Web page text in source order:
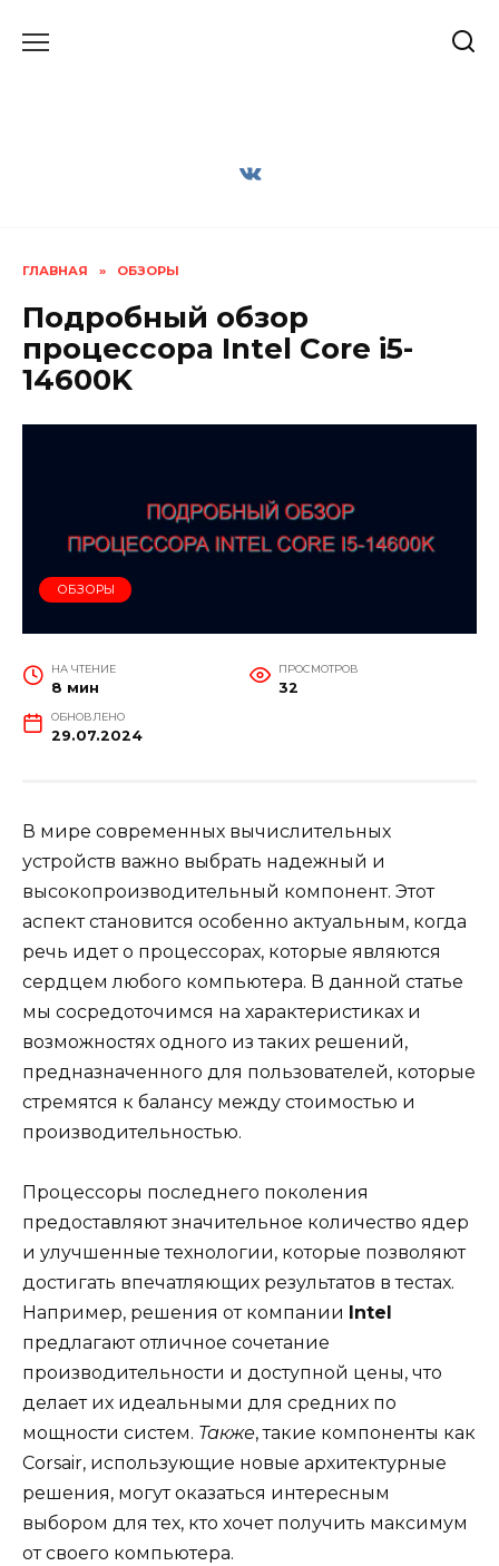
ГЛАВНАЯ » ОБЗОРЫ
Подробный обзор
процессора Intel Core i5-
14600K
ОБЗОРЫ
НА ЧТЕНИЕ
8 мин
ПРОСМОТРОВ
32
ОБНОВЛЕНО
29.07.2024
В мире современных вычислительных
устройств важно выбрать надежный и
высокопроизводительный компонент. Этот
аспект становится особенно актуальным, когда
речь идет о процессорах, которые являются
сердцем любого компьютера. В данной статье
мы сосредоточимся на характеристиках и
возможностях одного из таких решений,
предназначенного для пользователей, которые
стремятся к балансу между стоимостью и
производительностью.
Процессоры последнего поколения
предоставляют значительное количество ядер
и улучшенные технологии, которые позволяют
достигать впечатляющих результатов в тестах.
Например, решения от компании
Intel
предлагают отличное сочетание
производительности и доступной цены, что
делает их идеальными для средних по
мощности систем. Также, такие компоненты как
Corsair, использующие новые архитектурные
решения, могут оказаться интересным
выбором для тех, кто хочет получить максимум
от своего компьютера.